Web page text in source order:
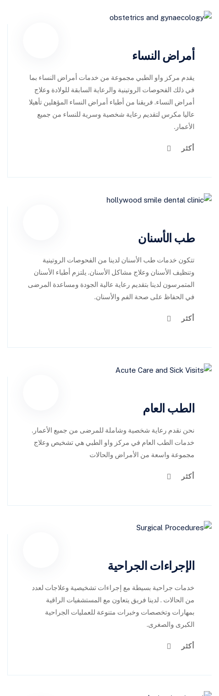
أمراض النساء
يقدم مركز واو الطبي مجموعة من خدمات أمراض النساء بما
في ذلك الفحوصات الروتينية والرعاية السابقة للولادة وعلاج
أمراض النساء. فريقنا من أطباء أمراض النساء المؤهلين تأهيلا
عاليا مكرس لتقديم رعاية شخصية وسرية للنساء من جميع
الأعمار.
أكثر
طب الأسنان
تتكون خدمات طب الأسنان لدينا من الفحوصات الروتينية
وتنظيف الأسنان وعلاج مشاكل الأسنان. يلتزم أطباء الأسنان
المتمرسون لدينا بتقديم رعاية عالية الجودة ومساعدة المرضى
في الحفاظ على صحة الفم والأسنان.
أكثر
الطب العام
نحن نقدم رعاية شخصية وشاملة للمرضى من جميع الأعمار.
خدمات الطب العام في مركز واو الطبي هي تشخيص وعلاج
مجموعة واسعة من الأمراض والحالات
أكثر
الإجراءات الجراحية
خدمات جراحية بسيطة مع إجراءات تشخيصية وعلاجات لعدد
من الحالات . لدينا فريق يتعاون مع المستشفيات الراقية
بمهارات وتخصصات وخبرات متنوعة للعمليات الجراحية
الكبرى والصغرى.
أكثر